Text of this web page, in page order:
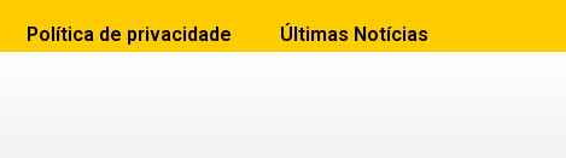
Política de privacidade Últimas Notícias